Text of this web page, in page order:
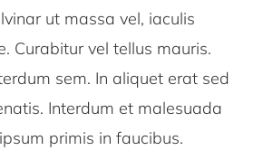
ut massa vel, iaculis
Curabitur vel tellus mauris.
sem. In aliquet erat sed
Interdum et malesuada
primis in faucibus.